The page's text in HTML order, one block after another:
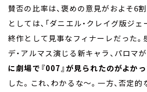
賛否の比率は、褒めの意見がおよそ6
としては、「ダニエル・クレイグ版ジ
終作として見事なフィナーレだった。
デ・アルマス演じる新キャラ、パロマが
に劇場で『007』が見られたのがよかっ
した。これ、わかるな～。一方、否定的